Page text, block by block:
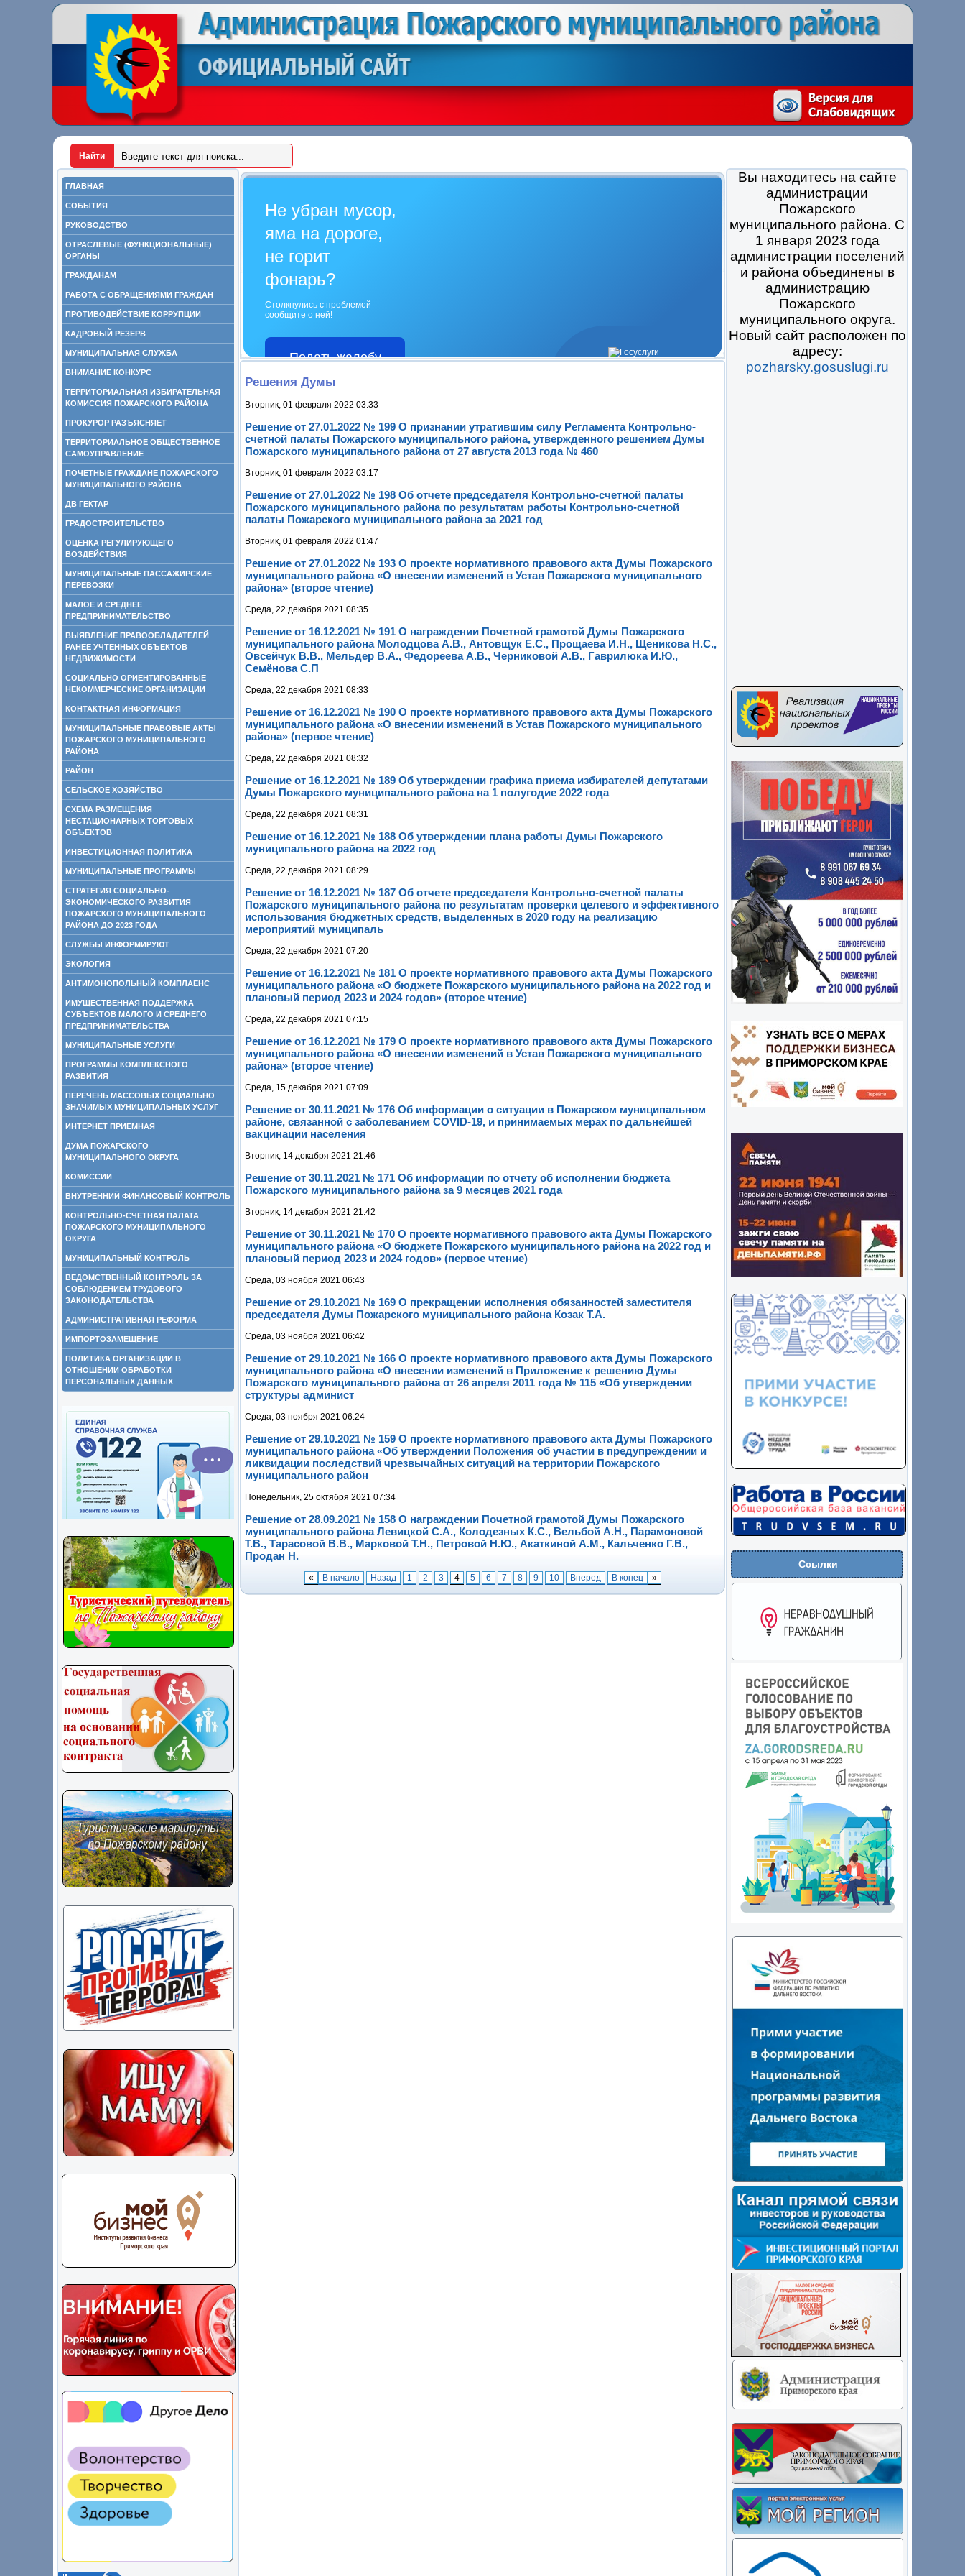
ГЛАВНАЯ
СОБЫТИЯ
РУКОВОДСТВО
ОТРАСЛЕВЫЕ (ФУНКЦИОНАЛЬНЫЕ)
ОРГАНЫ
ГРАЖДАНАМ
РАБОТА С ОБРАЩЕНИЯМИ ГРАЖДАН
ПРОТИВОДЕЙСТВИЕ КОРРУПЦИИ
КАДРОВЫЙ РЕЗЕРВ
МУНИЦИПАЛЬНАЯ СЛУЖБА
ВНИМАНИЕ КОНКУРС
ТЕРРИТОРИАЛЬНАЯ ИЗБИРАТЕЛЬНАЯ
КОМИССИЯ ПОЖАРСКОГО РАЙОНА
ПРОКУРОР РАЗЪЯСНЯЕТ
ТЕРРИТОРИАЛЬНОЕ ОБЩЕСТВЕННОЕ
САМОУПРАВЛЕНИЕ
ПОЧЕТНЫЕ ГРАЖДАНЕ ПОЖАРСКОГО
МУНИЦИПАЛЬНОГО РАЙОНА
ДВ ГЕКТАР
ГРАДОСТРОИТЕЛЬСТВО
ОЦЕНКА РЕГУЛИРУЮЩЕГО
ВОЗДЕЙСТВИЯ
МУНИЦИПАЛЬНЫЕ ПАССАЖИРСКИЕ
ПЕРЕВОЗКИ
МАЛОЕ И СРЕДНЕЕ
ПРЕДПРИНИМАТЕЛЬСТВО
ВЫЯВЛЕНИЕ ПРАВООБЛАДАТЕЛЕЙ
РАНЕЕ УЧТЕННЫХ ОБЪЕКТОВ
НЕДВИЖИМОСТИ
СОЦИАЛЬНО ОРИЕНТИРОВАННЫЕ
НЕКОММЕРЧЕСКИЕ ОРГАНИЗАЦИИ
КОНТАКТНАЯ ИНФОРМАЦИЯ
МУНИЦИПАЛЬНЫЕ ПРАВОВЫЕ АКТЫ
ПОЖАРСКОГО МУНИЦИПАЛЬНОГО
РАЙОНА
РАЙОН
СЕЛЬСКОЕ ХОЗЯЙСТВО
СХЕМА РАЗМЕЩЕНИЯ
НЕСТАЦИОНАРНЫХ ТОРГОВЫХ
ОБЪЕКТОВ
ИНВЕСТИЦИОННАЯ ПОЛИТИКА
МУНИЦИПАЛЬНЫЕ ПРОГРАММЫ
СТРАТЕГИЯ СОЦИАЛЬНО-
ЭКОНОМИЧЕСКОГО РАЗВИТИЯ
ПОЖАРСКОГО МУНИЦИПАЛЬНОГО
РАЙОНА ДО 2023 ГОДА
СЛУЖБЫ ИНФОРМИРУЮТ
ЭКОЛОГИЯ
АНТИМОНОПОЛЬНЫЙ КОМПЛАЕНС
ИМУЩЕСТВЕННАЯ ПОДДЕРЖКА
СУБЪЕКТОВ МАЛОГО И СРЕДНЕГО
ПРЕДПРИНИМАТЕЛЬСТВА
МУНИЦИПАЛЬНЫЕ УСЛУГИ
ПРОГРАММЫ КОМПЛЕКСНОГО
РАЗВИТИЯ
ПЕРЕЧЕНЬ МАССОВЫХ СОЦИАЛЬНО
ЗНАЧИМЫХ МУНИЦИПАЛЬНЫХ УСЛУГ
ИНТЕРНЕТ ПРИЕМНАЯ
ДУМА ПОЖАРСКОГО
МУНИЦИПАЛЬНОГО ОКРУГА
КОМИССИИ
ВНУТРЕННИЙ ФИНАНСОВЫЙ КОНТРОЛЬ
КОНТРОЛЬНО-СЧЕТНАЯ ПАЛАТА
ПОЖАРСКОГО МУНИЦИПАЛЬНОГО
ОКРУГА
МУНИЦИПАЛЬНЫЙ КОНТРОЛЬ
ВЕДОМСТВЕННЫЙ КОНТРОЛЬ ЗА
СОБЛЮДЕНИЕМ ТРУДОВОГО
ЗАКОНОДАТЕЛЬСТВА
АДМИНИСТРАТИВНАЯ РЕФОРМА
ИМПОРТОЗАМЕЩЕНИЕ
ПОЛИТИКА ОРГАНИЗАЦИИ В
ОТНОШЕНИИ ОБРАБОТКИ
ПЕРСОНАЛЬНЫХ ДАННЫХ
Вы находитесь на сайте
администрации
Пожарского
муниципального района. С
1 января 2023 года
администрации поселений
и района объединены в
администрацию
Пожарского
муниципального округа.
Новый сайт расположен по
адресу:
pozharsky.gosuslugi.ru
Ссылки
Не убран мусор,
яма на дороге,
не горит
фонарь?
Столкнулись с проблемой —
сообщите о ней!
Подать жалобу
Решения Думы
Вторник, 01 февраля 2022 03:33
Решение от 27.01.2022 № 199 О признании утратившим силу Регламента Контрольно-
счетной палаты Пожарского муниципального района, утвержденного решением Думы
Пожарского муниципального района от 27 августа 2013 года № 460
Вторник, 01 февраля 2022 03:17
Решение от 27.01.2022 № 198 Об отчете председателя Контрольно-счетной палаты
Пожарского муниципального района по результатам работы Контрольно-счетной
палаты Пожарского муниципального района за 2021 год
Вторник, 01 февраля 2022 01:47
Решение от 27.01.2022 № 193 О проекте нормативного правового акта Думы Пожарского
муниципального района «О внесении изменений в Устав Пожарского муниципального
района» (второе чтение)
Среда, 22 декабря 2021 08:35
Решение от 16.12.2021 № 191 О награждении Почетной грамотой Думы Пожарского
муниципального района Молодцова А.В., Антовщук Е.С., Прощаева И.Н., Щеникова Н.С.,
Овсейчук В.В., Мельдер В.А., Федореева А.В., Черниковой А.В., Гаврилюка И.Ю.,
Семёнова С.П
Среда, 22 декабря 2021 08:33
Решение от 16.12.2021 № 190 О проекте нормативного правового акта Думы Пожарского
муниципального района «О внесении изменений в Устав Пожарского муниципального
района» (первое чтение)
Среда, 22 декабря 2021 08:32
Решение от 16.12.2021 № 189 Об утверждении графика приема избирателей депутатами
Думы Пожарского муниципального района на 1 полугодие 2022 года
Среда, 22 декабря 2021 08:31
Решение от 16.12.2021 № 188 Об утверждении плана работы Думы Пожарского
муниципального района на 2022 год
Среда, 22 декабря 2021 08:29
Решение от 16.12.2021 № 187 Об отчете председателя Контрольно-счетной палаты
Пожарского муниципального района по результатам проверки целевого и эффективного
использования бюджетных средств, выделенных в 2020 году на реализацию
мероприятий муниципаль
Среда, 22 декабря 2021 07:20
Решение от 16.12.2021 № 181 О проекте нормативного правового акта Думы Пожарского
муниципального района «О бюджете Пожарского муниципального района на 2022 год и
плановый период 2023 и 2024 годов» (второе чтение)
Среда, 22 декабря 2021 07:15
Решение от 16.12.2021 № 179 О проекте нормативного правового акта Думы Пожарского
муниципального района «О внесении изменений в Устав Пожарского муниципального
района» (второе чтение)
Среда, 15 декабря 2021 07:09
Решение от 30.11.2021 № 176 Об информации о ситуации в Пожарском муниципальном
районе, связанной с заболеванием COVID-19, и принимаемых мерах по дальнейшей
вакцинации населения
Вторник, 14 декабря 2021 21:46
Решение от 30.11.2021 № 171 Об информации по отчету об исполнении бюджета
Пожарского муниципального района за 9 месяцев 2021 года
Вторник, 14 декабря 2021 21:42
Решение от 30.11.2021 № 170 О проекте нормативного правового акта Думы Пожарского
муниципального района «О бюджете Пожарского муниципального района на 2022 год и
плановый период 2023 и 2024 годов» (первое чтение)
Среда, 03 ноября 2021 06:43
Решение от 29.10.2021 № 169 О прекращении исполнения обязанностей заместителя
председателя Думы Пожарского муниципального района Козак Т.А.
Среда, 03 ноября 2021 06:42
Решение от 29.10.2021 № 166 О проекте нормативного правового акта Думы Пожарского
муниципального района «О внесении изменений в Приложение к решению Думы
Пожарского муниципального района от 26 апреля 2011 года № 115 «Об утверждении
структуры админист
Среда, 03 ноября 2021 06:24
Решение от 29.10.2021 № 159 О проекте нормативного правового акта Думы Пожарского
муниципального района «Об утверждении Положения об участии в предупреждении и
ликвидации последствий чрезвычайных ситуаций на территории Пожарского
муниципального район
Понедельник, 25 октября 2021 07:34
Решение от 28.09.2021 № 158 О награждении Почетной грамотой Думы Пожарского
муниципального района Левицкой С.А., Колодезных К.С., Вельбой А.Н., Парамоновой
Т.В., Тарасовой В.В., Марковой Т.Н., Петровой Н.Ю., Акаткиной А.М., Кальченко Г.В.,
Продан Н.
« В начало Назад 1 2 3 4 5 6 7 8 9 10 Вперед В конец »